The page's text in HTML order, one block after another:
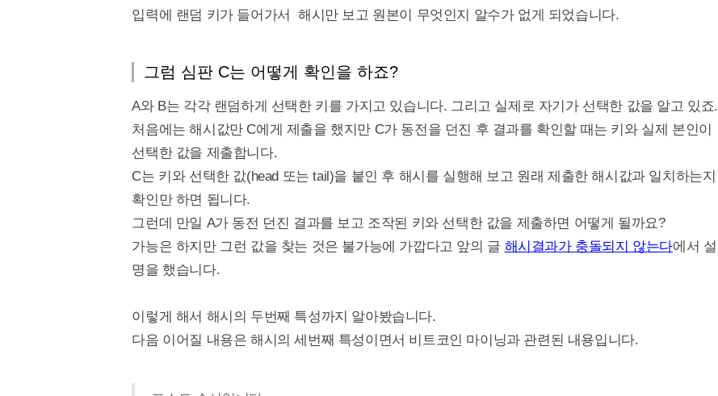
입력에 랜덤 키가 들어가서 해시만 보고 원본이 무엇인지 알수가 없게 되었습니다.
그럼 심판 C는 어떻게 확인을 하죠?
A와 B는 각각 랜덤하게 선택한 키를 가지고 있습니다. 그리고 실제로 자기가 선택한 값을 알고 있죠.
처음에는 해시값만 C에게 제출을 했지만 C가 동전을 던진 후 결과를 확인할 때는 키와 실제 본인이
선택한 값을 제출합니다.
C는 키와 선택한 값(head 또는 tail)을 붙인 후 해시를 실행해 보고 원래 제출한 해시값과 일치하는지
확인만 하면 됩니다.
그런데 만일 A가 동전 던진 결과를 보고 조작된 키와 선택한 값을 제출하면 어떻게 될까요?
가능은 하지만 그런 값을 찾는 것은 불가능에 가깝다고 앞의 글 해시결과가 충돌되지 않는다에서 설
명을 했습니다.
이렇게 해서 해시의 두번째 특성까지 알아봤습니다.
다음 이어질 내용은 해시의 세번째 특성이면서 비트코인 마이닝과 관련된 내용입니다.